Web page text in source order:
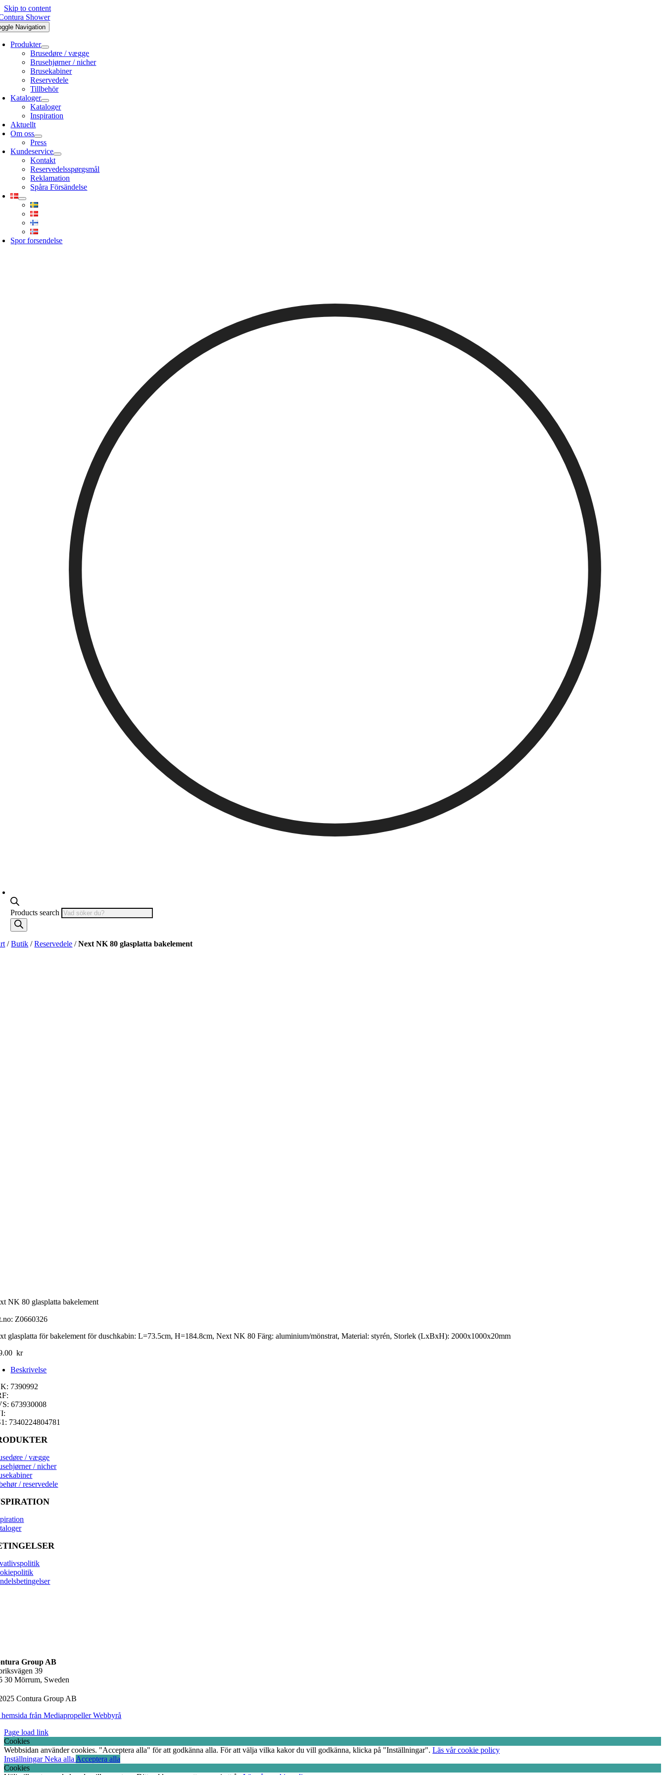
Skip to content
Navigation
Produkter
Brusedøre / vægge
Brusehjørner / nicher
Brusekabiner
Reservedele
Tillbehör
Kataloger
Kataloger
Inspiration
Aktuellt
Om oss
Press
Kundeservice
Kontakt
Reservedelsspørgsmål
Reklamation
Spåra Försändelse
Spor forsendelse
Products search
/Butik /Reservedele /Next NK 80 glasplatta bakelement
NK 80 glasplatta bakelement
Z0660326
glasplatta för bakelement för duschkabin: L=73.5cm, H=184.8cm, Next NK 80 Färg: aluminium/mönstrat, Material: styrén, Storlek (LxBxH): 2000x1000x20mm
kr
Beskrivelse
7390992
673930008
7340224804781
/ vægge
/ nicher
/ reservedele
Group AB
39
30 Mörrum, Sweden
Contura Group AB
från Mediapropeller Webbyrå
Page load link
Cookies
Webbsidan använder cookies. "Acceptera alla" för att godkänna alla. För att välja vilka kakor du vill godkänna, klicka på "Inställningar". Läs vår cookie policy
InställningarNeka alla Acceptera alla
Cookies